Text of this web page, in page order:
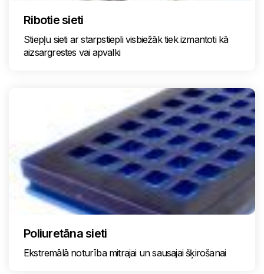
Ribotie sieti
Stiepļu sieti ar starpstiepli visbiežāk tiek izmantoti kā
aizsargrestes vai apvalki
Poliuretāna sieti
Ekstremālā noturība mitrajai un sausajai šķirošanai